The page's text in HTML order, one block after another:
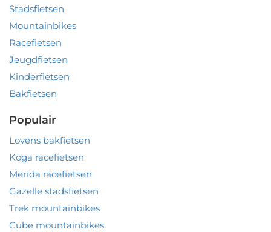
Stadsfietsen
Mountainbikes
Racefietsen
Jeugdfietsen
Kinderfietsen
Bakfietsen
Populair
Lovens bakfietsen
Koga racefietsen
Merida racefietsen
Gazelle stadsfietsen
Trek mountainbikes
Cube mountainbikes